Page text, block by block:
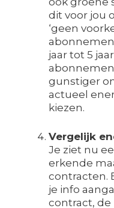
dit voor jou
‘geen
jaar tot 5
gunstiger
actueel
kiezen.
Vergelijk
Je ziet nu
erkende
contracten.
je info
contract, de